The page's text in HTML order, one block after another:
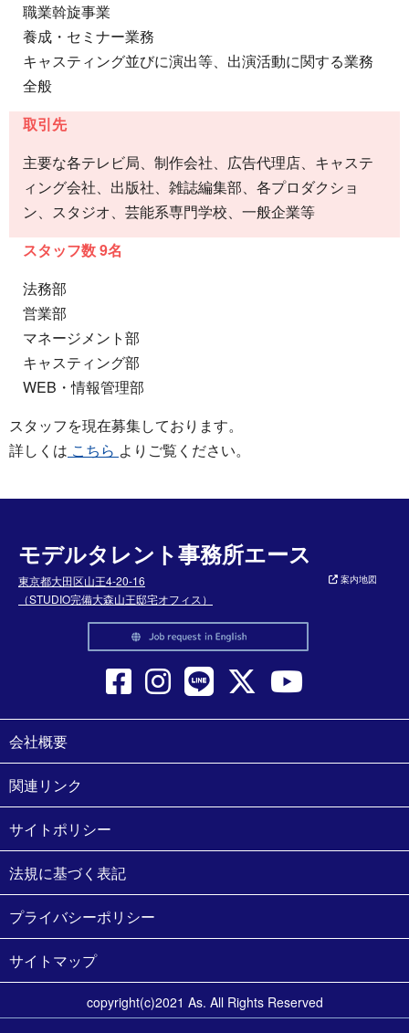
職業斡旋事業
養成・セミナー業務
キャスティング並びに演出等、出演活動に関する業務
全般
取引先
主要な各テレビ局、制作会社、広告代理店、キャステ
ィング会社、出版社、雑誌編集部、各プロダクショ
ン、スタジオ、芸能系専門学校、一般企業等
スタッフ数 9名
法務部
営業部
マネージメント部
キャスティング部
WEB・情報管理部
スタッフを現在募集しております。
詳しくは こちら よりご覧ください。
モデルタレント事務所エース
東京都大田区山王4-20-16
（STUDIO完備大森山王邸宅オフィス）
案内地図
会社概要
関連リンク
サイトポリシー
法規に基づく表記
プライバシーポリシー
サイトマップ
copyright(c)2021 As. All Rights Reserved